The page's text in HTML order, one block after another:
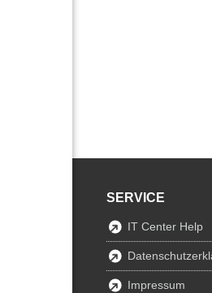
SERVICE
IT Center Help
Impressum